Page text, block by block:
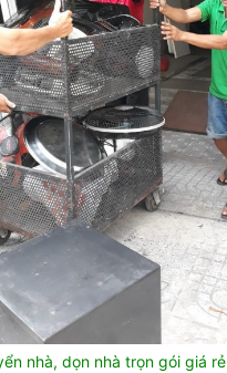
nhà, dọn nhà trọn gói giá rẻ